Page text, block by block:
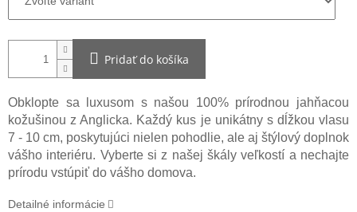
Pridať do košíka
Obklopte sa luxusom s našou 100% prírodnou jahňacou
kožušinou z Anglicka. Každý kus je unikátny s dĺžkou vlasu
7 - 10 cm, poskytujúci nielen pohodlie, ale aj štýlový doplnok
vášho interiéru. Vyberte si z našej škály veľkostí a nechajte
prírodu vstúpiť do vášho domova.
Detailné informácie